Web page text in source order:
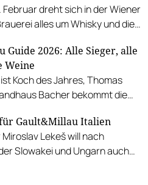
Februar dreht sich in der Wiener
alles um Whisky und die
Guide 2026: Alle Sieger, alle
Weine
Koch des Jahres, Thomas
Bacher bekommt die
vieles vieles mehr!
Gault&Millau Italien
Lekeš will nach
Slowakei und Ungarn auch